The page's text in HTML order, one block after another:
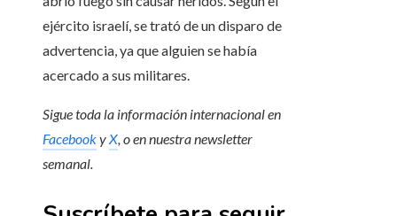
ejército israelí, se trató de un disparo de
advertencia, ya que alguien se había
acercado a sus militares.
Sigue toda la información internacional en
Facebooky X , o ennuestra newsletter
semanal